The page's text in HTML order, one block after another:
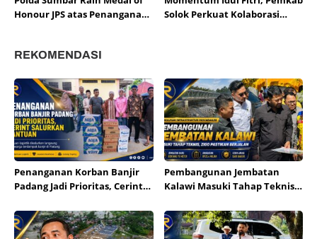
Honour JPS atas Penanganan
Solok Perkuat Kolaborasi
REKOMENDASI
Penanganan Korban Banjir
Padang Jadi Prioritas, Cerint
Pembangunan Jembatan
Kalawi Masuki Tahap Teknis,